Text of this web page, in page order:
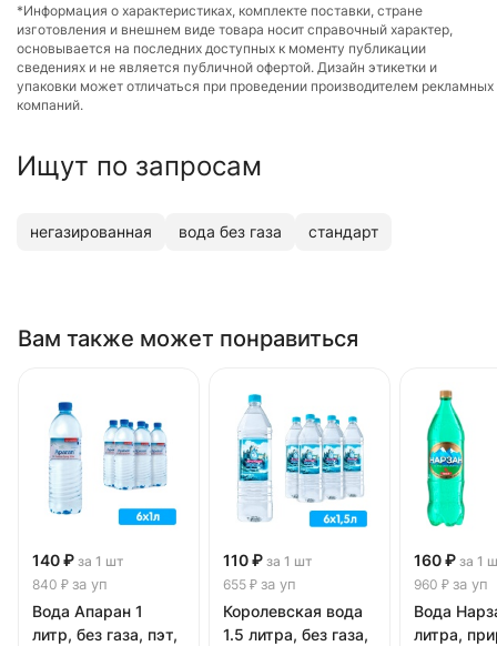
*Информация о характеристиках, комплекте поставки, стране
изготовления и внешнем виде товара носит справочный характер,
основывается на последних доступных к моменту публикации
сведениях и не является публичной офертой. Дизайн этикетки и
упаковки может отличаться при проведении производителем рекламных
компаний.
Ищут по запросам
негазированная вода без газа стандарт
Вам также может понравиться
140 ₽ за 1 шт
840 ₽ за уп
Вода Апаран 1
литр, без газа, пэт,
110 ₽ за 1 шт
655 ₽ за уп
Королевская вода
1.5 литра, без газа,
160 ₽ за 1
960 ₽ за уп
Вода
литра,